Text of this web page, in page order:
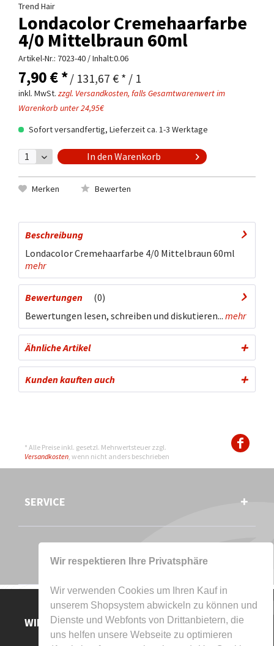
Wir respektieren Ihre Privatsphäre
Wir verwenden Cookies um Ihren Kauf in
unserem Shopsystem abwickeln zu können und
Dienste und Webfonts von Drittanbietern, die
uns helfen unsere Webseite zu optimieren
Trend Hair
Londacolor Cremehaarfarbe
4/0 Mittelbraun 60ml
Artikel-Nr.: 7023-40 / Inhalt:0.06
7,90 € */ 131,67 € * / 1
inkl. MwSt. zzgl. Versandkosten, falls Gesamtwarenwert im
Warenkorb unter 24,95€
Sofort versandfertig, Lieferzeit ca. 1-3 Werktage
In den Warenkorb
Merken Bewerten
Beschreibung
Londacolor Cremehaarfarbe 4/0 Mittelbraun 60ml
mehr
Bewertungen
0
Bewertungen lesen, schreiben und diskutieren... mehr
Ähnliche Artikel
Kunden kauften auch
* Alle Preise inkl. gesetzl. Mehrwertsteuer zzgl.
Versandkosten, wenn nicht anders beschrieben
SERVICE
WIR AKZEPTIEREN